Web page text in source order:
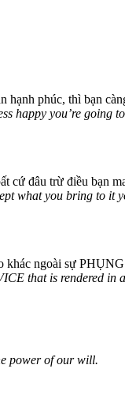
hạnh phúc, thì bạn
happy you’re going
cứ đâu trừ điều bạn
what you bring to it
khác ngoài sự
that is rendered in
power of our will.